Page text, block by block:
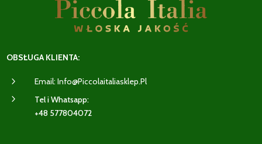
OBSŁUGA KLIENTA:
5 Email: Info@piccolaitaliasklep.pl
5
Tel i Whatsapp:
+48 577804072